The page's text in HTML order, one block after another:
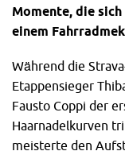
Momente, die
einem
Während die
Etappensieger
Fausto Coppi der
Haarnadelkurven
meisterte den